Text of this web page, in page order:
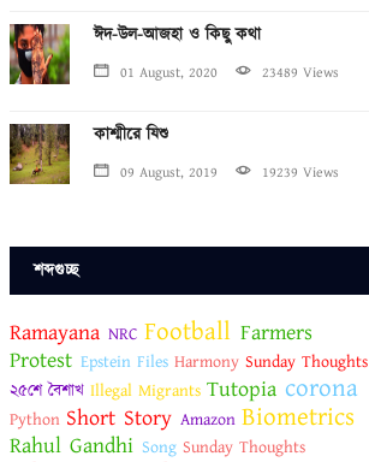
ঈদ-উল-আজহা ও কিছু কথা
01 August, 2020 23489 Views
কাশ্মীরে যিশু
09 August, 2019 19239 Views
শব্দগুচ্ছ
Ramayana NRC Football Farmers
Protest Epstein Files Harmony Sunday Thoughts
২৫শে বৈশাখ Illegal Migrants Tutopia corona
Python Short Story Amazon Biometrics
Rahul Gandhi Song Sunday Thoughts